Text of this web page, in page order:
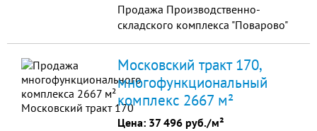
Продажа Производственно-
складского комплекса "Поварово"
Московский тракт 170,
многофункциональный
комплекс 2667 м²
Цена: 37 496 руб./м²